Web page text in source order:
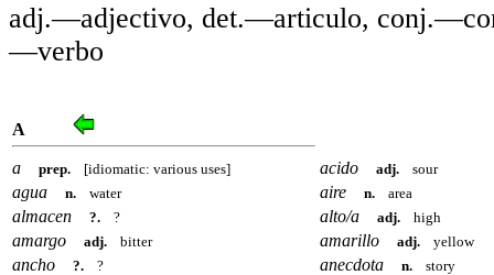
adj.—adjectivo, det.—articulo,
—verbo
A
a prep. [idiomatic: various uses] acido adj. sour
agua n. water aire n. area
almacen ?. ? alto/a adj. high
amargo adj. bitter amarillo adj. yellow
ancho ?. ? anecdota n. story